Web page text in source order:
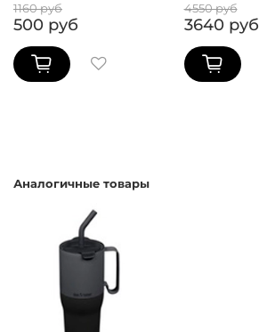
1160 руб
500 руб
4550 руб
3640 руб
Аналогичные товары